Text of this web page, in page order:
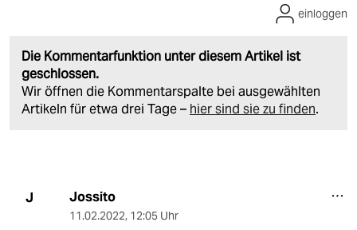
Die Kommentarfunktion unter diesem Artikel ist
geschlossen.
Wir öffnen die Kommentarspalte bei ausgewählten
Artikeln für etwa drei Tage – hier sind sie zu finden.
einloggen
J Jossito
11.02.2022, 12:05 Uhr